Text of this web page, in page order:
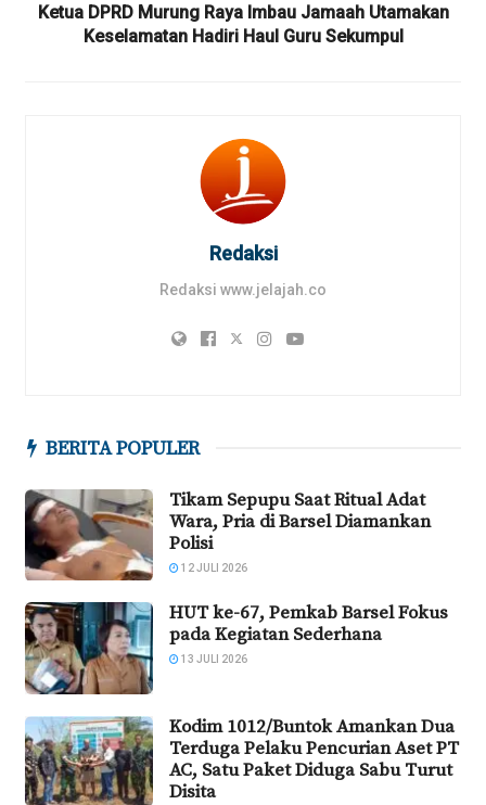
Ketua DPRD Murung Raya Imbau Jamaah Utamakan
Keselamatan Hadiri Haul Guru Sekumpul
Redaksi
Redaksi www.jelajah.co
BERITA POPULER
Tikam Sepupu Saat Ritual Adat
Wara, Pria di Barsel Diamankan
Polisi
12 JULI 2026
HUT ke-67, Pemkab Barsel Fokus
pada Kegiatan Sederhana
13 JULI 2026
Kodim 1012/Buntok Amankan Dua
Terduga Pelaku Pencurian Aset PT
AC, Satu Paket Diduga Sabu Turut
Disita